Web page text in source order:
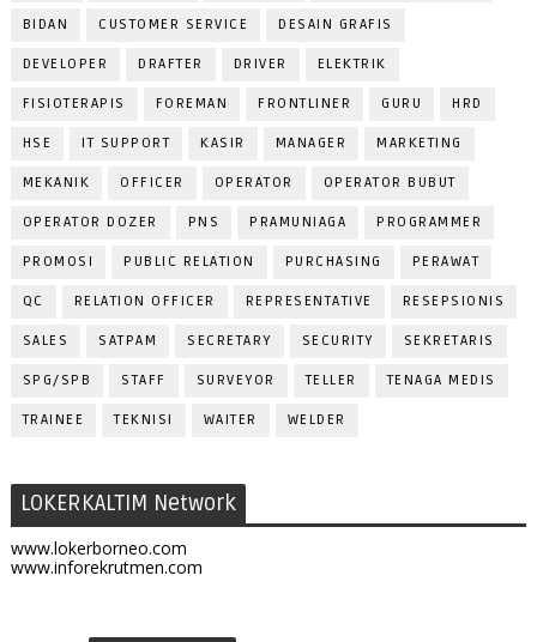
BIDAN CUSTOMER SERVICE DESAIN GRAFIS
DEVELOPER DRAFTER DRIVER ELEKTRIK
FISIOTERAPIS FOREMAN FRONTLINER GURU HRD
HSE IT SUPPORT KASIR MANAGER MARKETING
MEKANIK OFFICER OPERATOR OPERATOR BUBUT
OPERATOR DOZER PNS PRAMUNIAGA PROGRAMMER
PROMOSI PUBLIC RELATION PURCHASING PERAWAT
QC RELATION OFFICER REPRESENTATIVE RESEPSIONIS
SALES SATPAM SECRETARY SECURITY SEKRETARIS
SPG/SPB STAFF SURVEYOR TELLER TENAGA MEDIS
TRAINEE TEKNISI WAITER WELDER
LOKERKALTIM Network
www.lokerborneo.com
www.inforekrutmen.com